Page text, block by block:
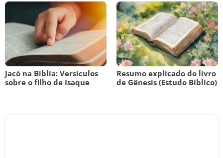
Jacó na Bíblia: Versículos
sobre o filho de Isaque
Resumo explicado do livro
de Gênesis (Estudo Bíblico)